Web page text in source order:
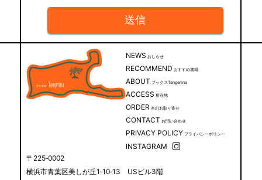
〒225‐0002
横浜市青葉区美しが丘1‐10‐13 USビル3階
NEWS おしらせ
RECOMMEND おすすめ書籍
ABOUT ブックスTangerina
ACCESS 所在地
ORDER 本のお取り寄せ
CONTACT お問い合わせ
PRIVACY POLICY プライバシーポリシー
INSTAGRAM